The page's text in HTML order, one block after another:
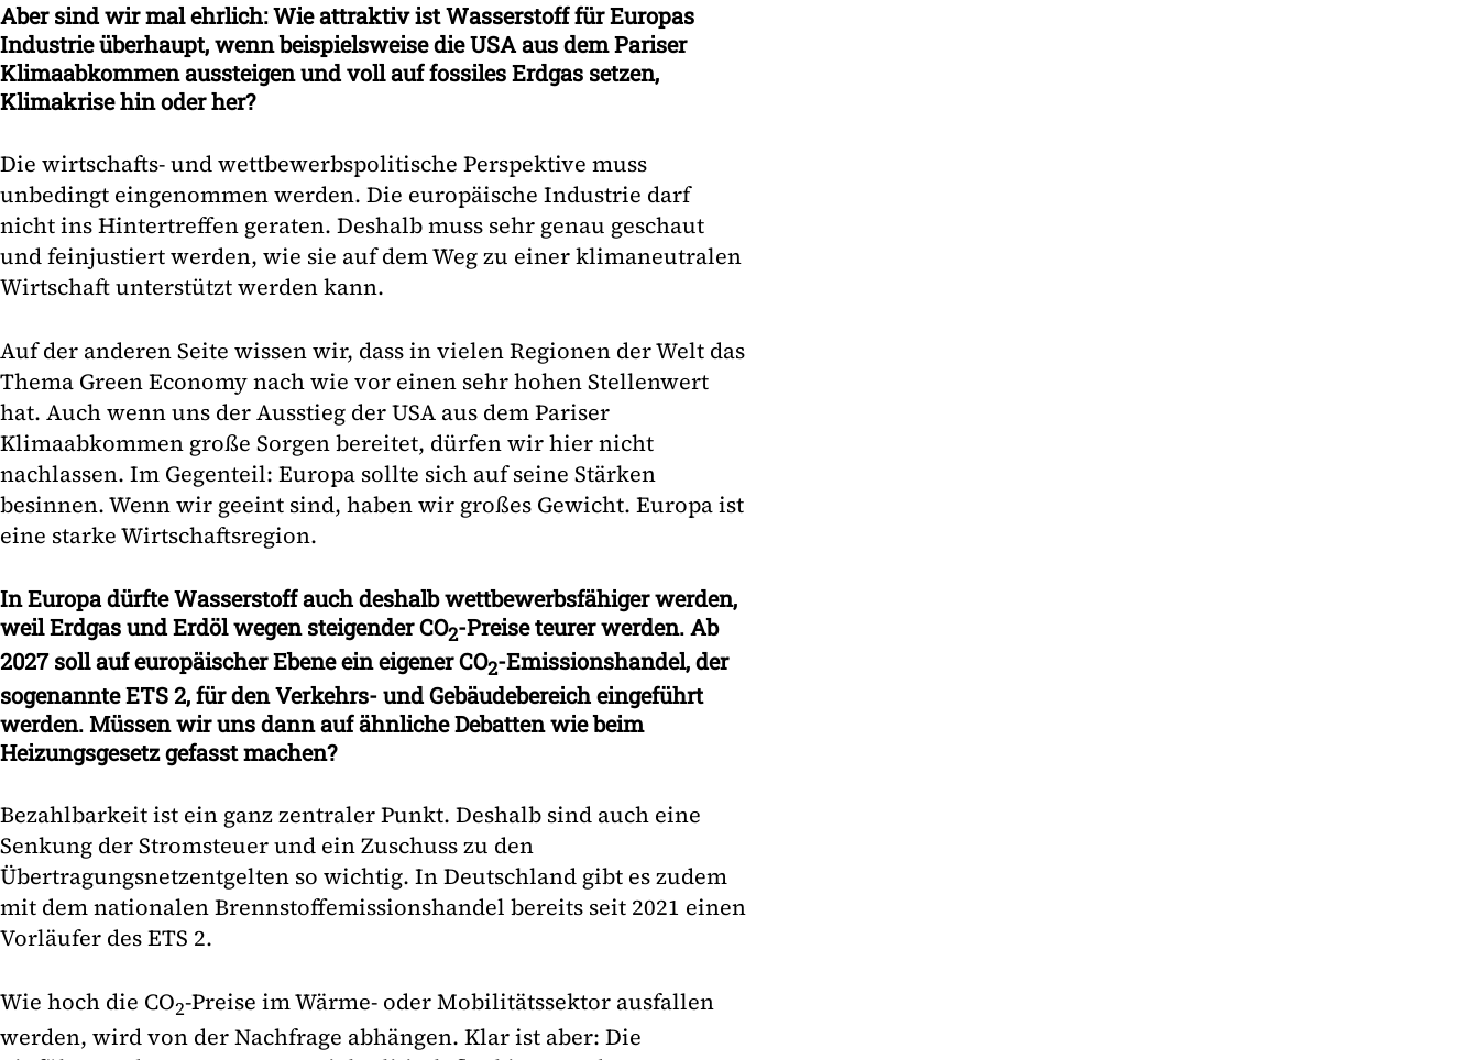
Aber sind wir mal ehrlich: Wie attraktiv ist Wasserstoff für Europas
Industrie überhaupt, wenn beispielsweise die USA aus dem Pariser
Klimaabkommen aussteigen und voll auf fossiles Erdgas setzen,
Klimakrise hin oder her?
Die wirtschafts- und wettbewerbspolitische Perspektive muss
unbedingt eingenommen werden. Die europäische Industrie darf
nicht ins Hintertreffen geraten. Deshalb muss sehr genau geschaut
und feinjustiert werden, wie sie auf dem Weg zu einer klimaneutralen
Wirtschaft unterstützt werden kann.
Auf der anderen Seite wissen wir, dass in vielen Regionen der Welt das
Thema Green Economy nach wie vor einen sehr hohen Stellenwert
hat. Auch wenn uns der Ausstieg der USA aus dem Pariser
Klimaabkommen große Sorgen bereitet, dürfen wir hier nicht
nachlassen. Im Gegenteil: Europa sollte sich auf seine Stärken
besinnen. Wenn wir geeint sind, haben wir großes Gewicht. Europa ist
eine starke Wirtschaftsregion.
In Europa dürfte Wasserstoff auch deshalb wettbewerbsfähiger werden,
weil Erdgas und Erdöl wegen steigender CO2-Preise teurer werden. Ab
2027 soll auf europäischer Ebene ein eigener CO2-Emissionshandel, der
sogenannte ETS 2, für den Verkehrs- und Gebäudebereich eingeführt
werden. Müssen wir uns dann auf ähnliche Debatten wie beim
Heizungsgesetz gefasst machen?
Bezahlbarkeit ist ein ganz zentraler Punkt. Deshalb sind auch eine
Senkung der Stromsteuer und ein Zuschuss zu den
Übertragungsnetzentgelten so wichtig. In Deutschland gibt es zudem
mit dem nationalen Brennstoffemissionshandel bereits seit 2021 einen
Vorläufer des ETS 2.
Wie hoch die CO2-Preise im Wärme- oder Mobilitätssektor ausfallen
werden, wird von der Nachfrage abhängen. Klar ist aber: Die